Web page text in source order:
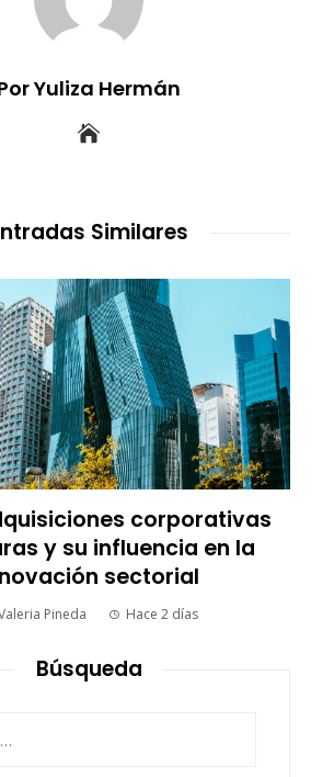
Yuliza Hermán
Similares
corporativas
y su influencia en la
sectorial
Pineda Hace 2 días
Búsqueda